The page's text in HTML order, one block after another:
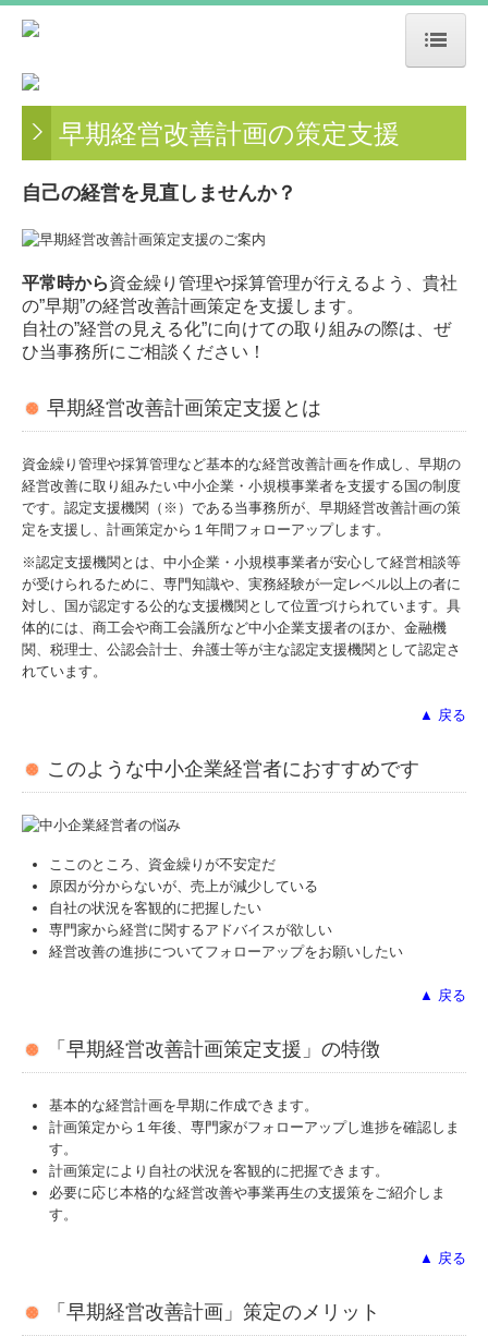
お知らせ
業務案内
事務所紹介
交通案内
経営理念
料金について
書面添付制度のご紹介
早期経営改善計画の策定支援
円滑な事業承継を支援
黒字決算に役立つTKCシステム
小規模企業共済制度
Q&A経営相談
セミナー案内
FX4クラウド
個人情報保護方針
早期経営改善計画の策定支援
自己の経営を見直しませんか？
平常時から資金繰り管理や採算管理が行えるよう、貴社
の”早期”の経営改善計画策定を支援します。
自社の”経営の見える化”に向けての取り組みの際は、ぜ
ひ当事務所にご相談ください！
早期経営改善計画策定支援とは
資金繰り管理や採算管理など基本的な経営改善計画を作成し、早期の
経営改善に取り組みたい中小企業・小規模事業者を支援する国の制度
です。認定支援機関（※）である当事務所が、早期経営改善計画の策
定を支援し、計画策定から１年間フォローアップします。
※認定支援機関とは、中小企業・小規模事業者が安心して経営相談等
が受けられるために、専門知識や、実務経験が一定レベル以上の者に
対し、国が認定する公的な支援機関として位置づけられています。具
体的には、商工会や商工会議所など中小企業支援者のほか、金融機
関、税理士、公認会計士、弁護士等が主な認定支援機関として認定さ
れています。
▲ 戻る
このような中小企業経営者におすすめです
ここのところ、資金繰りが不安定だ
原因が分からないが、売上が減少している
自社の状況を客観的に把握したい
専門家から経営に関するアドバイスが欲しい
経営改善の進捗についてフォローアップをお願いしたい
▲ 戻る
「早期経営改善計画策定支援」の特徴
基本的な経営計画を早期に作成できます。
計画策定から１年後、専門家がフォローアップし進捗を確認しま
す。
計画策定により自社の状況を客観的に把握できます。
必要に応じ本格的な経営改善や事業再生の支援策をご紹介しま
す。
▲ 戻る
「早期経営改善計画」策定のメリット